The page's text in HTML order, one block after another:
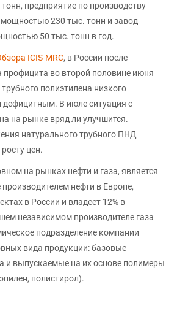
предприятие по производству
230 тыс. тонн и завод
50 тыс. тонн в год.
ICIS-MRC, в России после
профицита во второй половине июня
полиэтилена низкого
В июле ситуация с
на рынке вряд ли улучшится.
натурального трубного ПНД
цен.
на рынках нефти и газа, является
нефти в Европе,
в России и владеет 12% в
независимом производителе газа
подразделение компании
вида продукции: базовые
и выпускаемые на их основе полимеры
полистирол).